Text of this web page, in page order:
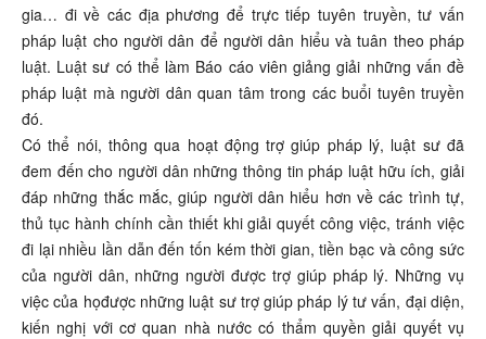
gia… đi về các địa phương để trực tiếp tuyên truyền, tư vấn
pháp luật cho người dân để người dân hiểu và tuân theo pháp
luật. Luật sư có thể làm Báo cáo viên giảng giải những vấn đề
pháp luật mà người dân quan tâm trong các buổi tuyên truyền
đó.
Có thể nói, thông qua hoạt động trợ giúp pháp lý, luật sư đã
đem đến cho người dân những thông tin pháp luật hữu ích, giải
đáp những thắc mắc, giúp người dân hiểu hơn về các trình tự,
thủ tục hành chính cần thiết khi giải quyết công việc, tránh việc
đi lại nhiều lần dẫn đến tốn kém thời gian, tiền bạc và công sức
của người dân, những người được trợ giúp pháp lý. Những vụ
việc của họđược những luật sư trợ giúp pháp lý tư vấn, đại diện,
kiến nghị với cơ quan nhà nước có thẩm quyền giải quyết vụ